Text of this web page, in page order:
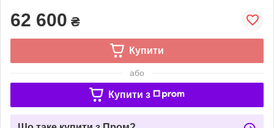
62 600 ₴
Купити
або
Купити з